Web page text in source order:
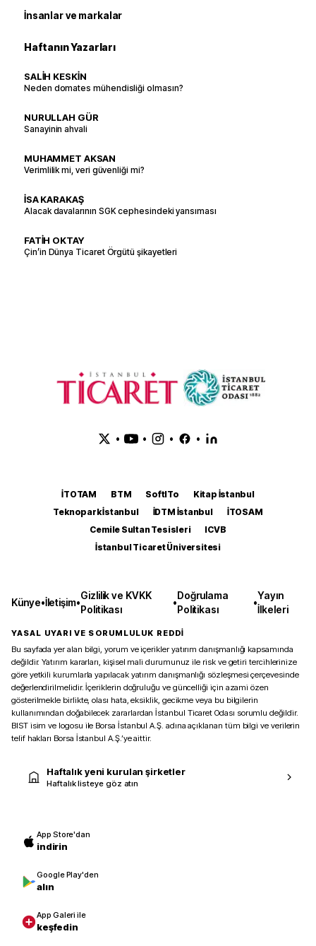
İnsanlar ve markalar
Haftanın Yazarları
SALİH KESKİN
Neden domates mühendisliği olmasın?
NURULLAH GÜR
Sanayinin ahvali
MUHAMMET AKSAN
Verimlilik mi, veri güvenliği mi?
İSA KARAKAŞ
Alacak davalarının SGK cephesindeki yansıması
FATİH OKTAY
Çin’in Dünya Ticaret Örgütü şikayetleri
• • • •
İTOTAM BTM SoftITo
Kitap İstanbul
Teknopark İstanbul
İDTM İstanbul
İTOSAM
Cemile Sultan Tesisleri
ICVB
İstanbul Ticaret Üniversitesi
Künye•İletişim•
Gizlilik ve KVKK
Politikası
•
Doğrulama
Politikası
•
Yayın
İlkeleri
YASAL UYARI VE SORUMLULUK REDDİ
Bu sayfada yer alan bilgi, yorum ve içerikler yatırım danışmanlığı kapsamında
değildir. Yatırım kararları, kişisel mali durumunuz ile risk ve getiri tercihlerinize
göre yetkili kurumlarla yapılacak yatırım danışmanlığı sözleşmesi çerçevesinde
değerlendirilmelidir. İçeriklerin doğruluğu ve güncelliği için azami özen
gösterilmekle birlikte, olası hata, eksiklik, gecikme veya bu bilgilerin
kullanımından doğabilecek zararlardan İstanbul Ticaret Odası sorumlu değildir.
BIST isim ve logosu ile Borsa İstanbul A.Ş. adına açıklanan tüm bilgi ve verilerin
telif hakları Borsa İstanbul A.Ş.’ye aittir.
Haftalık yeni kurulan şirketler
Haftalık listeye göz atın
App Store'dan
indirin
Google Play'den
alın
App Galeri ile
keşfedin